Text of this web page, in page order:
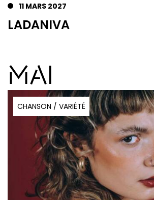
11 MARS 2027
LADANIVA
MAI
CHANSON / VARIÉTÉ